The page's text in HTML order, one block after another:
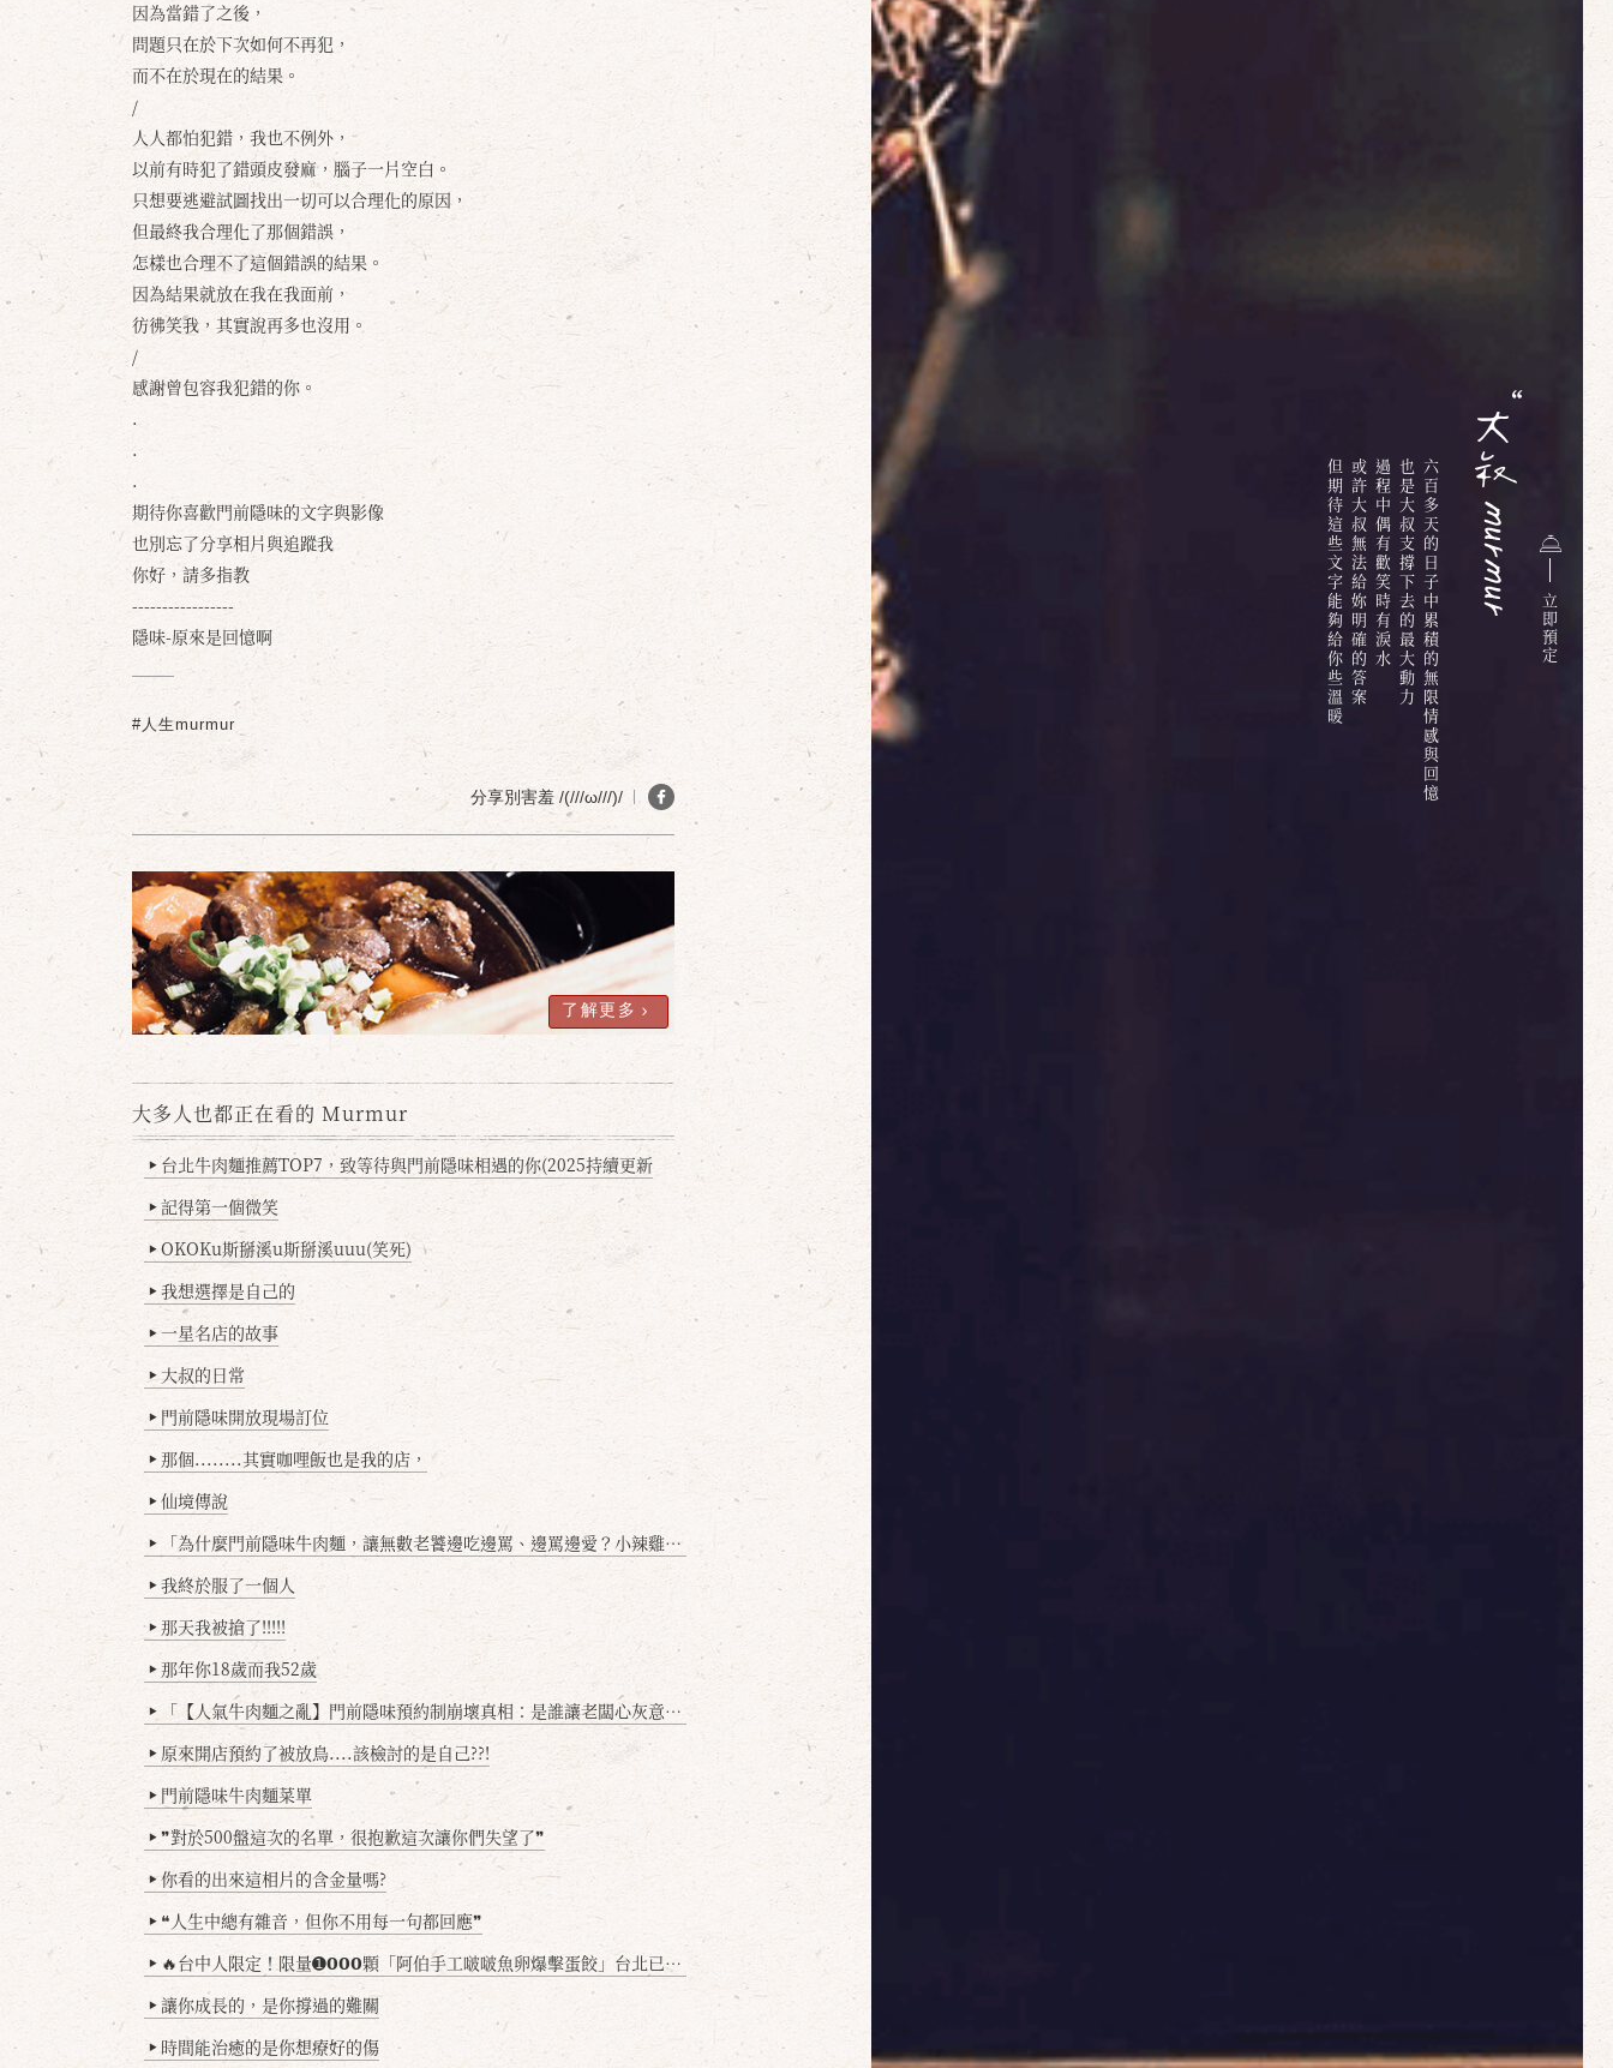
六百多天的日子中累積的無限情感與回憶
也是大叔支撐下去的最大動力
過程中偶有歡笑時有淚水
或許大叔無法給妳明確的答案
但期待這些文字能夠給你些溫暖
因為當錯了之後，
問題只在於下次如何不再犯，
而不在於現在的結果。
/
人人都怕犯錯，我也不例外，
以前有時犯了錯頭皮發麻，腦子一片空白。
只想要逃避試圖找出一切可以合理化的原因，
但最終我合理化了那個錯誤，
怎樣也合理不了這個錯誤的結果。
因為結果就放在我在我面前，
彷彿笑我，其實說再多也沒用。
/
感謝曾包容我犯錯的你。
.
.
.
期待你喜歡門前隱味的文字與影像
也別忘了分享相片與追蹤我
你好，請多指教
-----------------
隱味-原來是回憶啊
#人生murmur
分享別害羞 /(///ω///)/
了解更多
大多人也都正在看的 Murmur
▶ 台北牛肉麵推薦TOP7，致等待與門前隱味相遇的你(2025持續更新
▶ 記得第一個微笑
▶ OKOKu斯掰溪u斯掰溪uuu(笑死)
▶ 我想選擇是自己的
▶ 一星名店的故事
▶ 大叔的日常
▶ 門前隱味開放現場訂位
▶ 那個........其實咖哩飯也是我的店，
▶ 仙境傳說
▶ 「為什麼門前隱味牛肉麵，讓無數老饕邊吃邊罵、邊罵邊愛？小辣雞揭密！」
▶ 我終於服了一個人
▶ 那天我被搶了!!!!!
▶ 那年你18歲而我52歲
▶ 「【人氣牛肉麵之亂】門前隱味預約制崩壞真相：是誰讓老闆心灰意冷？」
▶ 原來開店預約了被放鳥....該檢討的是自己??!
▶ 門前隱味牛肉麵菜單
▶ ❞對於500盤這次的名單，很抱歉這次讓你們失望了❞
▶ 你看的出來這相片的含金量嗎?
▶ ❝人生中總有雜音，但你不用每一句都回應❞
▶ 🔥台中人限定！限量➊𝟬𝟬𝟬顆「阿伯手工啵啵魚卵爆擊蛋餃」台北已被搶爆2萬顆，最後名額門前隱味只留給你！🥟💥
▶ 讓你成長的，是你撐過的難關
▶ 時間能治癒的是你想療好的傷
立
即
預
定
確定 取消